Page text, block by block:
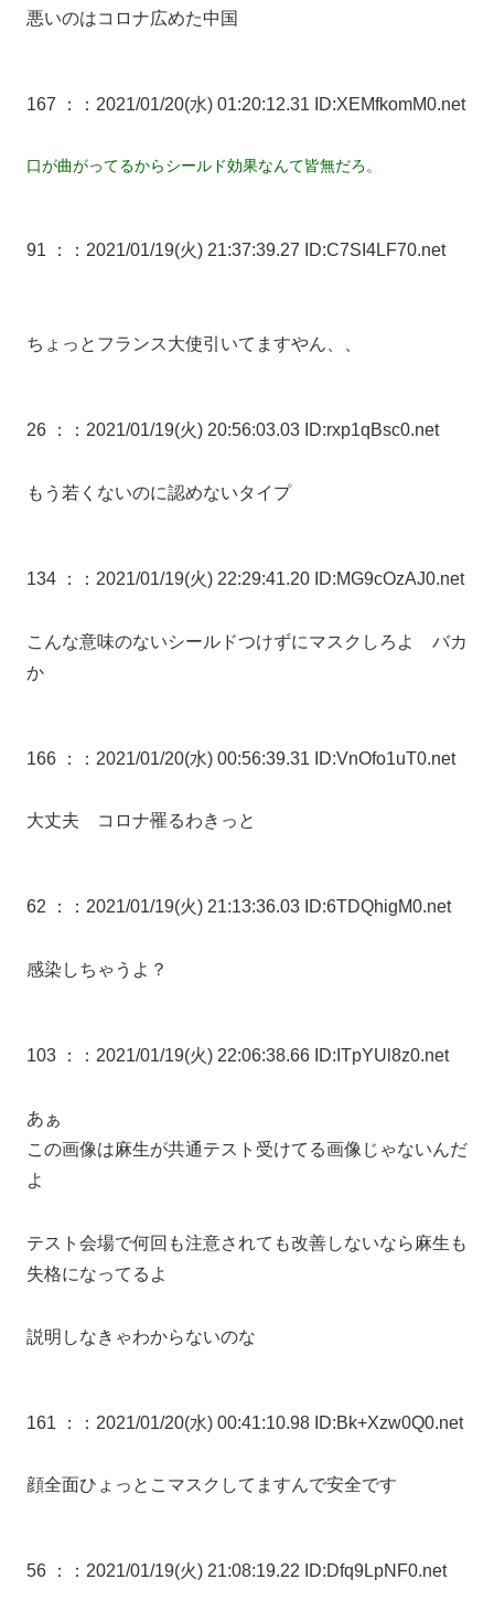
悪いのはコロナ広めた中国
167 ： ：2021/01/20(水) 01:20:12.31 ID:XEMfkomM0.net
口が曲がってるからシールド効果なんて皆無だろ。
91 ： ：2021/01/19(火) 21:37:39.27 ID:C7SI4LF70.net
ちょっとフランス大使引いてますやん、、
26 ： ：2021/01/19(火) 20:56:03.03 ID:rxp1qBsc0.net
もう若くないのに認めないタイプ
134 ： ：2021/01/19(火) 22:29:41.20 ID:MG9cOzAJ0.net
こんな意味のないシールドつけずにマスクしろよ バカ
か
166 ： ：2021/01/20(水) 00:56:39.31 ID:VnOfo1uT0.net
大丈夫 コロナ罹るわきっと
62 ： ：2021/01/19(火) 21:13:36.03 ID:6TDQhigM0.net
感染しちゃうよ？
103 ： ：2021/01/19(火) 22:06:38.66 ID:ITpYUl8z0.net
あぁ
この画像は麻生が共通テスト受けてる画像じゃないんだ
よ
テスト会場で何回も注意されても改善しないなら麻生も
失格になってるよ
説明しなきゃわからないのな
161 ： ：2021/01/20(水) 00:41:10.98 ID:Bk+Xzw0Q0.net
顔全面ひょっとこマスクしてますんで安全です
56 ： ：2021/01/19(火) 21:08:19.22 ID:Dfq9LpNF0.net